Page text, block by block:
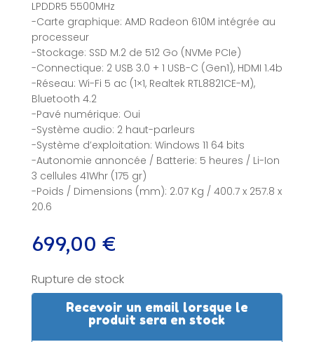
LPDDR5 5500MHz
-Carte graphique: AMD Radeon 610M intégrée au
processeur
-Stockage: SSD M.2 de 512 Go (NVMe PCIe)
-Connectique: 2 USB 3.0 + 1 USB-C (Gen1), HDMI 1.4b
-Réseau: Wi-Fi 5 ac (1×1, Realtek RTL8821CE-M),
Bluetooth 4.2
-Pavé numérique: Oui
-Système audio: 2 haut-parleurs
-Système d’exploitation: Windows 11 64 bits
-Autonomie annoncée / Batterie: 5 heures / Li-Ion
3 cellules 41Whr (175 gr)
-Poids / Dimensions (mm): 2.07 Kg / 400.7 x 257.8 x
20.6
699,00 €
Rupture de stock
Recevoir un email lorsque le
produit sera en stock